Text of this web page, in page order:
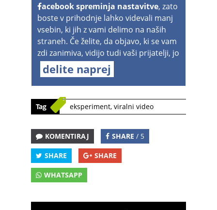
acebook spreminja nastavitve, zato
boste v prihodnje lahko videvali manj
vsebin, ki jih z vami delimo na naših
straneh. Če želite, da objavo, ki se vam
zdi zanimiva, vidijo tudi vaši prijatelji, jo
delite naprej
Tag eksperiment, viralni video
KOMENTIRAJ SHARE / 5
SHARE SHARE
WHATSAPP